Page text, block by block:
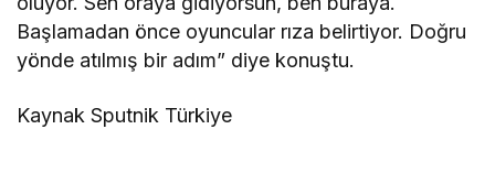
Başlamadan önce oyuncular rıza belirtiyor. Doğru
yönde atılmış bir adım” diye konuştu.
Kaynak Sputnik Türkiye